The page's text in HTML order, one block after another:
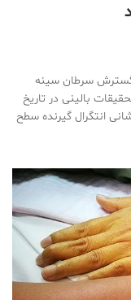
سرطان سینه
بالینی در تاریخ
انتگرال گیرنده سطح